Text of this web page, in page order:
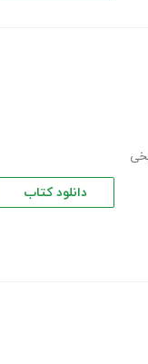
دانلود کتاب